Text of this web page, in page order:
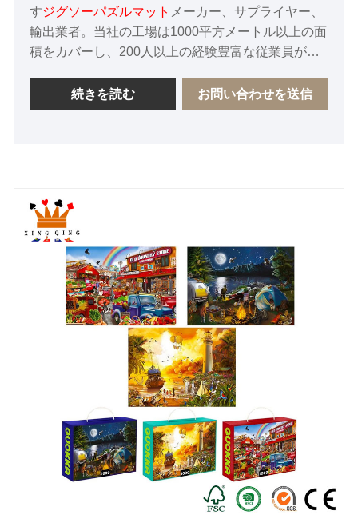
すジグソーパズルマット メーカー、サプライヤー、
輸出業者。当社の工場は1000平方メートル以上の面
積をカバーし、200人以上の経験豊富な従業員がお
います。私たちは、中国における長期的な友好的な
サプライヤーとなることを心から楽しみにしていま
続きを読む お問い合わせを送信